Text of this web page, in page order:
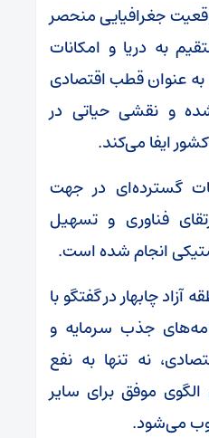
جغرافیایی منحصر
به دریا و امکانات
به عنوان قطب اقتصادی
و نقشی حیاتی در
ایفا می‌کند.
گسترده‌ای در جهت
فناوری و تسهیل
انجام شده است.
چابهار در گفتگو با
جذب سرمایه و
نه تنها به نفع
موفق برای سایر
می‌شود.